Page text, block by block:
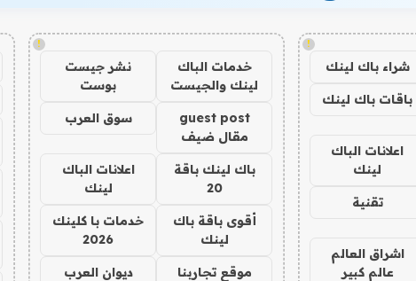
!
شراء باك لينك
باقات باك لينك
اعلانات الباك
لينك
تقنية
اشراق العالم
عالم كبير
!
خدمات الباك
لينك والجيست
نشر جيست
بوست
guest post
مقال ضيف
سوق العرب
باك لينك باقة
20
اعلانات الباك
لينك
أقوى باقة باك
لينك
خدمات با كلينك
2026
موقع تجاربنا
ديوان العرب